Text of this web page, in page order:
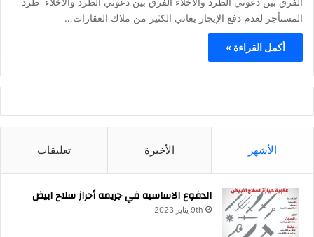
المستأجر لعدم دفع الإيجار يعاني الكثير من ملاك العقارات…
أكمل القراءة »
الأشهر الأخيرة تعليقات
الدفوع الاساسيه في جريمه أحراز سلاح ابيض
9th يناير 2023